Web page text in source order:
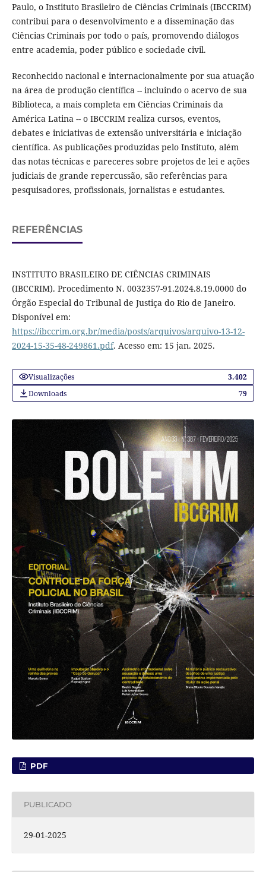
Paulo, o Instituto Brasileiro de Ciências Criminais (IBCCRIM)
contribui para o desenvolvimento e a disseminação das
Ciências Criminais por todo o país, promovendo diálogos
entre academia, poder público e sociedade civil.
Reconhecido nacional e internacionalmente por sua atuação
na área de produção científica -- incluindo o acervo de sua
Biblioteca, a mais completa em Ciências Criminais da
América Latina -- o IBCCRIM realiza cursos, eventos,
debates e iniciativas de extensão universitária e iniciação
científica. As publicações produzidas pelo Instituto, além
das notas técnicas e pareceres sobre projetos de lei e ações
judiciais de grande repercussão, são referências para
pesquisadores, profissionais, jornalistas e estudantes.
REFERÊNCIAS
INSTITUTO BRASILEIRO DE CIÊNCIAS CRIMINAIS
(IBCCRIM). Procedimento N. 0032357-91.2024.8.19.0000 do
Órgão Especial do Tribunal de Justiça do Rio de Janeiro.
Disponível em:
https://ibccrim.org.br/media/posts/arquivos/arquivo-13-12-
2024-15-35-48-249861.pdf. Acesso em: 15 jan. 2025.
Visualizações
3.402
Downloads
79
PDF
PUBLICADO
29-01-2025